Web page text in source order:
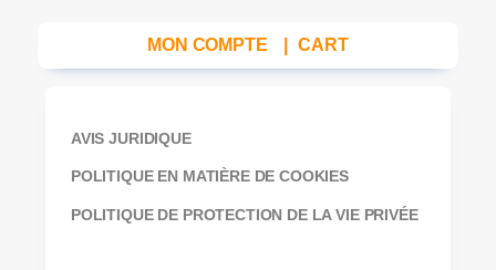
MON COMPTE CART
AVIS JURIDIQUE
POLITIQUE EN MATIÈRE DE COOKIES
POLITIQUE DE PROTECTION DE LA VIE PRIVÉE